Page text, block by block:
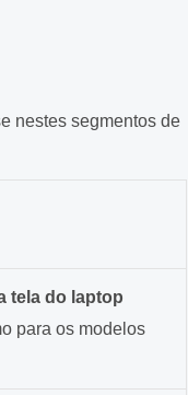
nestes segmentos de
tela do laptop
para os modelos